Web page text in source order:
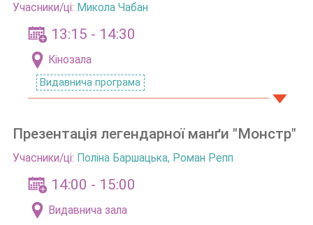
13:15 - 14:30
Кінозала
Видавнича програма
Учасники/ці: Микола Чабан
14:00 - 15:00
Видавнича зала
Презентація легендарної манґи "Монстр"
Учасники/ці: Поліна Баршацька, Роман Репп